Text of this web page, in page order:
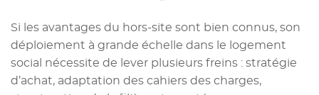
Si les avantages du hors-site sont bien connus, son
déploiement à grande échelle dans le logement
social nécessite de lever plusieurs freins : stratégie
d’achat, adaptation des cahiers des charges,